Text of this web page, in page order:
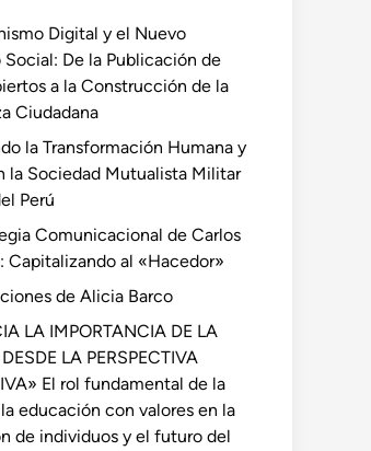
Digital y el Nuevo
De la Publicación de
a la Construcción de la
Ciudadana
la Transformación Humana y
la Sociedad Mutualista Militar
Perú
Comunicacional de Carlos
Capitalizando al «Hacedor»
de Alicia Barco
LA IMPORTANCIA DE LA
LA PERSPECTIVA
El rol fundamental de la
educación con valores en la
de individuos y el futuro del